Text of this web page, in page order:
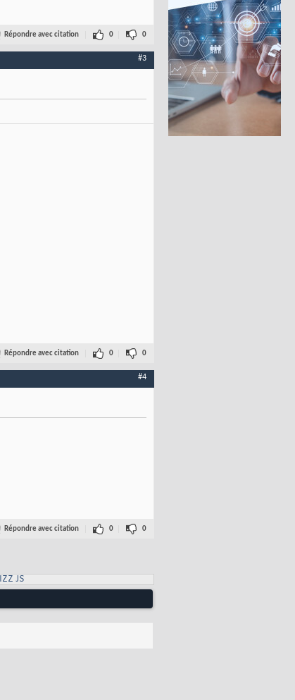
Répondre avec citation 0 0
#3
Répondre avec citation 0 0
#4
Répondre avec citation 0 0
JS